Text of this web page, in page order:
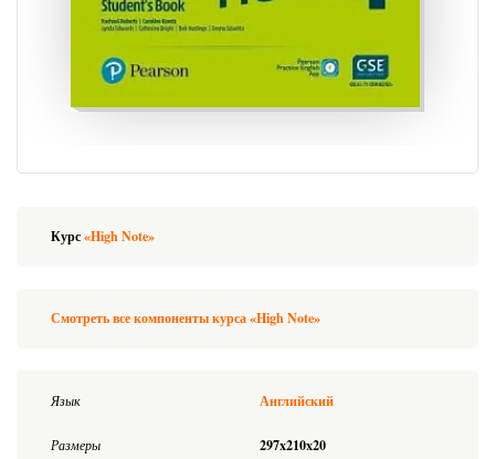
Курс«High Note»
Смотреть все компоненты курса «High Note»
Язык Английский
Размеры 297x210x20